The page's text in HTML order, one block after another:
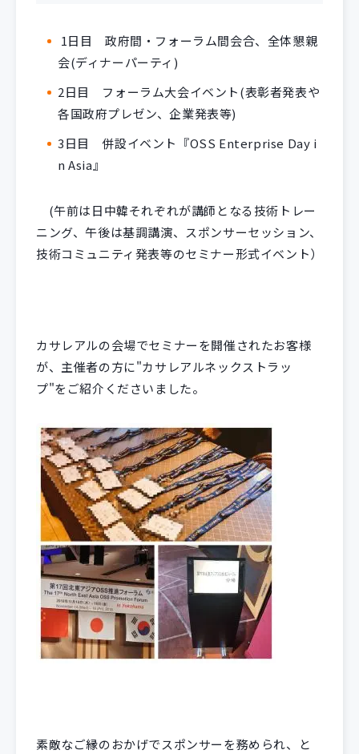
1日目 政府間・フォーラム間会合、全体懇親
会(ディナーパーティ)
2日目 フォーラム大会イベント(表彰者発表や
各国政府プレゼン、企業発表等)
3日目 併設イベント『OSS Enterprise Day i
n Asia』
(午前は日中韓それぞれが講師となる技術トレー
ニング、午後は基調講演、スポンサーセッション、
技術コミュニティ発表等のセミナー形式イベント）
カサレアルの会場でセミナーを開催されたお客様
が、主催者の方に"カサレアルネックストラッ
プ"をご紹介くださいました。
素敵なご縁のおかげでスポンサーを務められ、と